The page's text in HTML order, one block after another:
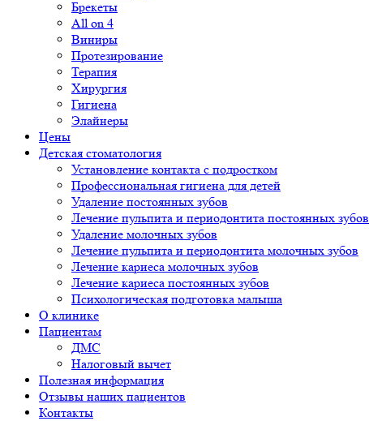
Брекеты
All on 4
Виниры
Протезирование
Терапия
Хирургия
Гигиена
Элайнеры
Цены
Детская стоматология
Установление контакта с подростком
Профессиональная гигиена для детей
Удаление постоянных зубов
Лечение пульпита и периодонтита постоянных зубов
Удаление молочных зубов
Лечение пульпита и периодонтита молочных зубов
Лечение кариеса молочных зубов
Лечение кариеса постоянных зубов
Психологическая подготовка малыша
О клинике
Пациентам
ДМС
Налоговый вычет
Полезная информация
Отзывы наших пациентов
Контакты